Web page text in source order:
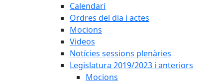
Calendari
Ordres del dia i actes
Mocions
Videos
Notícies sessions plenàries
Legislatura 2019/2023 i anteriors
Mocions